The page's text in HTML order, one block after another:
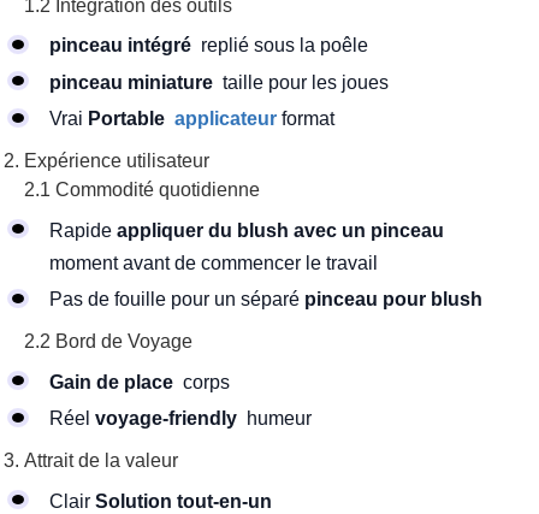
1.2 Intégration des outils
pinceau intégré replié sous la poêle
pinceau miniature taille pour les joues
Vrai Portable applicateur format
Expérience utilisateur
2.1 Commodité quotidienne
Rapide appliquer du blush avec un pinceau
moment avant de commencer le travail
Pas de fouille pour un séparé pinceau pour blush
2.2 Bord de Voyage
Gain de place corps
Réel voyage-friendly humeur
Attrait de la valeur
Clair Solution tout-en-un